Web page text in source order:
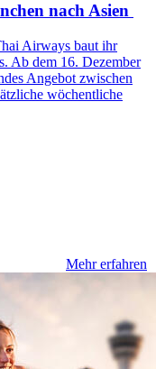
nach Asien
Airways baut ihr
Ab dem 16. Dezember
Angebot zwischen
wöchentliche
Mehr erfahren